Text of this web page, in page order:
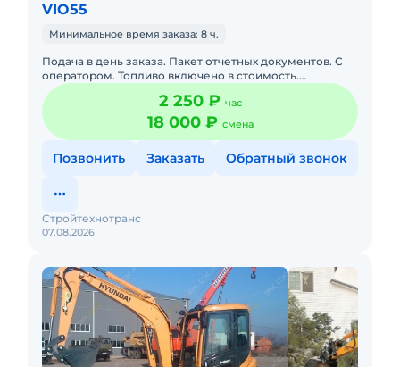
VIO55
Минимальное время заказа: 8 ч.
Подача в день заказа. Пакет отчетных документов. С
оператором. Топливо включено в стоимость.
Краткосрочная аренда. Долгосрочная аренда. Сейчас
свободна.
2 250 ₽ час
18 000 ₽ смена
Позвонить Заказать Обратный звонок
07.08.2026
Стройтехнотранс